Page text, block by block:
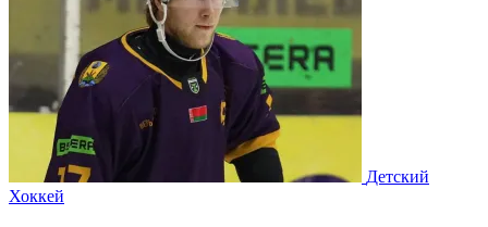
Детский
Хоккей